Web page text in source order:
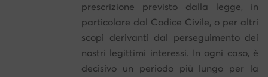
prescrizione previsto dalla legge, in
particolare dal Codice Civile, o per altri
scopi derivanti dal perseguimento dei
nostri legittimi interessi. In ogni caso, è
decisivo un periodo più lungo per la